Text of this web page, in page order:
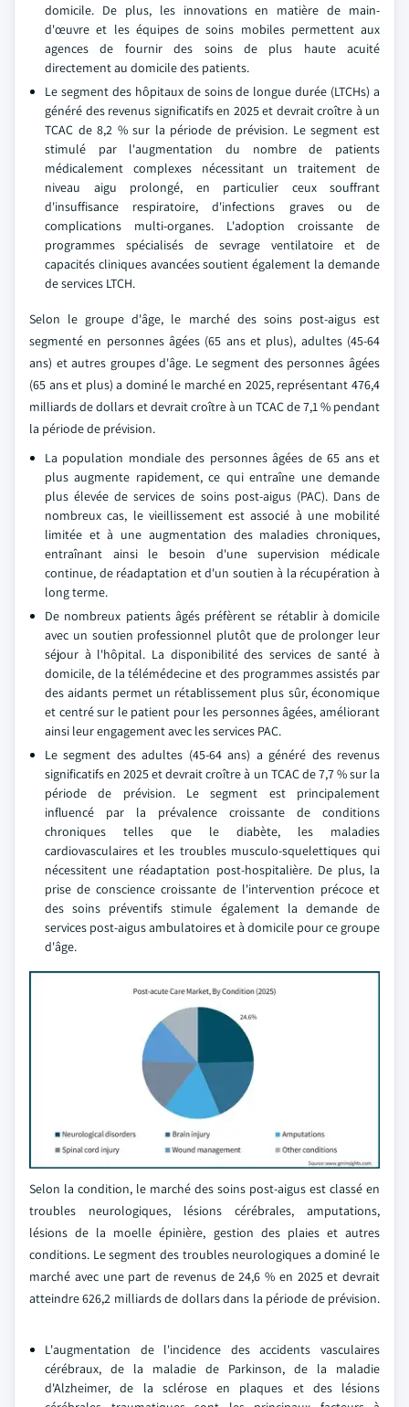
domicile. De plus, les innovations en matière de main-
d'œuvre et les équipes de soins mobiles permettent aux
agences de fournir des soins de plus haute acuité
directement au domicile des patients.
Le segment des hôpitaux de soins de longue durée (LTCHs) a
généré des revenus significatifs en 2025 et devrait croître à un
TCAC de 8,2 % sur la période de prévision. Le segment est
stimulé par l'augmentation du nombre de patients
médicalement complexes nécessitant un traitement de
niveau aigu prolongé, en particulier ceux souffrant
d'insuffisance respiratoire, d'infections graves ou de
complications multi-organes. L'adoption croissante de
programmes spécialisés de sevrage ventilatoire et de
capacités cliniques avancées soutient également la demande
de services LTCH.
Selon le groupe d'âge, le marché des soins post-aigus est
segmenté en personnes âgées (65 ans et plus), adultes (45-64
ans) et autres groupes d'âge. Le segment des personnes âgées
(65 ans et plus) a dominé le marché en 2025, représentant 476,4
milliards de dollars et devrait croître à un TCAC de 7,1 % pendant
la période de prévision.
La population mondiale des personnes âgées de 65 ans et
plus augmente rapidement, ce qui entraîne une demande
plus élevée de services de soins post-aigus (PAC). Dans de
nombreux cas, le vieillissement est associé à une mobilité
limitée et à une augmentation des maladies chroniques,
entraînant ainsi le besoin d'une supervision médicale
continue, de réadaptation et d'un soutien à la récupération à
long terme.
De nombreux patients âgés préfèrent se rétablir à domicile
avec un soutien professionnel plutôt que de prolonger leur
séjour à l'hôpital. La disponibilité des services de santé à
domicile, de la télémédecine et des programmes assistés par
des aidants permet un rétablissement plus sûr, économique
et centré sur le patient pour les personnes âgées, améliorant
ainsi leur engagement avec les services PAC.
Le segment des adultes (45-64 ans) a généré des revenus
significatifs en 2025 et devrait croître à un TCAC de 7,7 % sur la
période de prévision. Le segment est principalement
influencé par la prévalence croissante de conditions
chroniques telles que le diabète, les maladies
cardiovasculaires et les troubles musculo-squelettiques qui
nécessitent une réadaptation post-hospitalière. De plus, la
prise de conscience croissante de l'intervention précoce et
des soins préventifs stimule également la demande de
services post-aigus ambulatoires et à domicile pour ce groupe
d'âge.
Selon la condition, le marché des soins post-aigus est classé en
troubles neurologiques, lésions cérébrales, amputations,
lésions de la moelle épinière, gestion des plaies et autres
conditions. Le segment des troubles neurologiques a dominé le
marché avec une part de revenus de 24,6 % en 2025 et devrait
atteindre 626,2 milliards de dollars dans la période de prévision.
L'augmentation de l'incidence des accidents vasculaires
cérébraux, de la maladie de Parkinson, de la maladie
d'Alzheimer, de la sclérose en plaques et des lésions